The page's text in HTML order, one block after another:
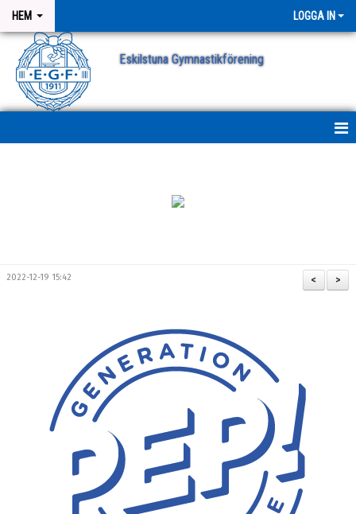
HEM LOGGA IN
Eskilstuna Gymnastikförening
>
<
2022-12-19 15:42